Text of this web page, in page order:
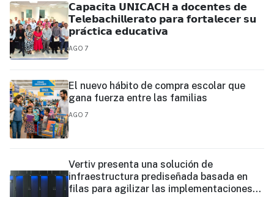
𝗖𝗮𝗽𝗮𝗰𝗶𝘁𝗮 𝗨𝗡𝗜𝗖𝗔𝗖𝗛 𝗮 𝗱𝗼𝗰𝗲𝗻𝘁𝗲𝘀 𝗱𝗲
𝗧𝗲𝗹𝗲𝗯𝗮𝗰𝗵𝗶𝗹𝗹𝗲𝗿𝗮𝘁𝗼 𝗽𝗮𝗿𝗮 𝗳𝗼𝗿𝘁𝗮𝗹𝗲𝗰𝗲𝗿 𝘀𝘂
𝗽𝗿𝗮́𝗰𝘁𝗶𝗰𝗮 𝗲𝗱𝘂𝗰𝗮𝘁𝗶𝘃𝗮
AGO 7
El nuevo hábito de compra escolar que
gana fuerza entre las familias
AGO 7
Vertiv presenta una solución de
infraestructura prediseñada basada en
filas para agilizar las implementaciones